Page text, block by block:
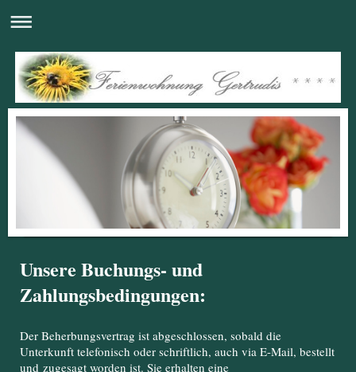
Unsere Buchungs- und
Zahlungsbedingungen:
Der Beherbungsvertrag ist abgeschlossen, sobald die
Unterkunft telefonisch oder schriftlich, auch via E-Mail, bestellt
und zugesagt worden ist. Sie erhalten eine